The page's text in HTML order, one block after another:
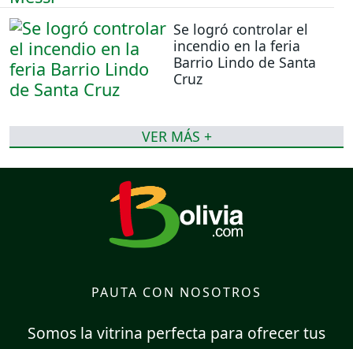
Se logró controlar el
incendio en la feria
Barrio Lindo de Santa
Cruz
VER MÁS +
PAUTA CON NOSOTROS
Somos la vitrina perfecta para ofrecer tus